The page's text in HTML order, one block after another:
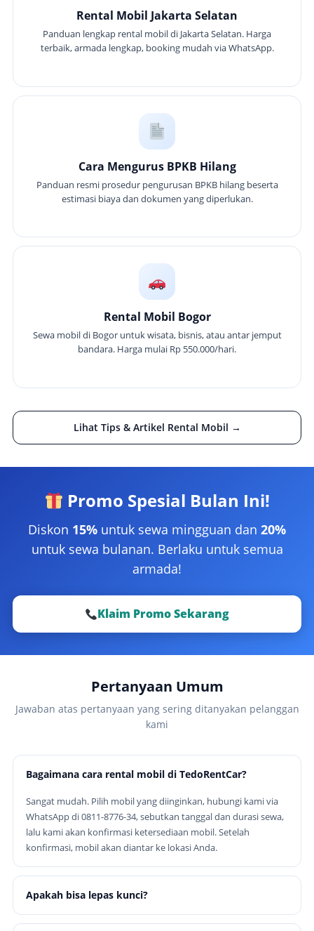
Rental Mobil Jakarta Selatan
Panduan lengkap rental mobil di Jakarta Selatan. Harga
terbaik, armada lengkap, booking mudah via WhatsApp.
Cara Mengurus BPKB Hilang
Panduan resmi prosedur pengurusan BPKB hilang beserta
estimasi biaya dan dokumen yang diperlukan.
Rental Mobil Bogor
Sewa mobil di Bogor untuk wisata, bisnis, atau antar jemput
bandara. Harga mulai Rp 550.000/hari.
Lihat Tips & Artikel Rental Mobil →
Promo Spesial Bulan Ini!
Diskon 15% untuk sewa mingguan dan 20%
untuk sewa bulanan. Berlaku untuk semua
armada!
Klaim Promo Sekarang
Pertanyaan Umum
Jawaban atas pertanyaan yang sering ditanyakan pelanggan
kami
Bagaimana cara rental mobil di TedoRentCar?
Sangat mudah. Pilih mobil yang diinginkan, hubungi kami via
WhatsApp di 0811-8776-34, sebutkan tanggal dan durasi sewa,
lalu kami akan konfirmasi ketersediaan mobil. Setelah
konfirmasi, mobil akan diantar ke lokasi Anda.
Apakah bisa lepas kunci?
Ya, tersedia opsi lepas kunci untuk perorangan dengan